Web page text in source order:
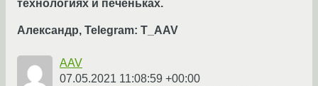
технологиях и печеньках.
Александр, Telegram: T_AAV
AAV
07.05.2021 11:08:59 +00:00